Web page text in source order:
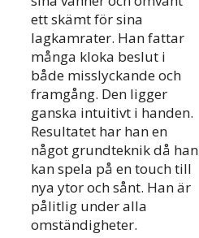
ett skämt för sina
lagkamrater. Han fattar
många kloka beslut i
både misslyckande och
framgång. Den ligger
ganska intuitivt i handen.
Resultatet har han en
något grundteknik då han
kan spela på en touch till
nya ytor och sånt. Han är
pålitlig under alla
omständigheter.